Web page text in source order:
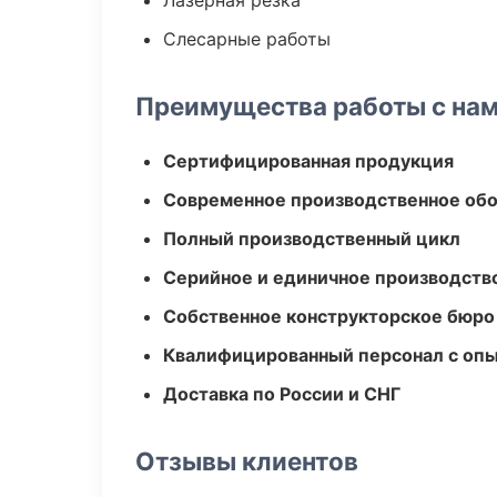
Слесарные работы
Преимущества работы с
Сертифицированная продукция
Современное производственное
Полный производственный цикл
Серийное и единичное
Собственное конструкторское бюро
Квалифицированный персонал с
Доставка по России и СНГ
Отзывы клиентов